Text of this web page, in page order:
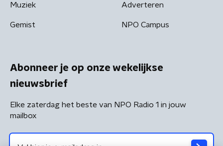
Muziek
Gemist
Adverteren
NPO Campus
Abonneer je op onze wekelijkse
nieuwsbrief
Elke zaterdag het beste van NPO Radio 1 in jouw
mailbox